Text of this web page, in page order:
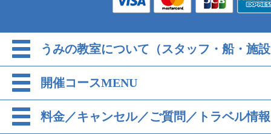
うみの教室について（スタッフ・船・施
開催コースMENU
料金／キャンセル／ご質問／トラベル情報